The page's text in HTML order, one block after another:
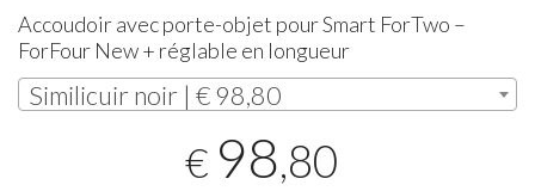
Accoudoir avec porte-objet pour Smart ForTwo –
ForFour New + réglable en longueur
Similicuir noir | € 98,80
€ 98,80